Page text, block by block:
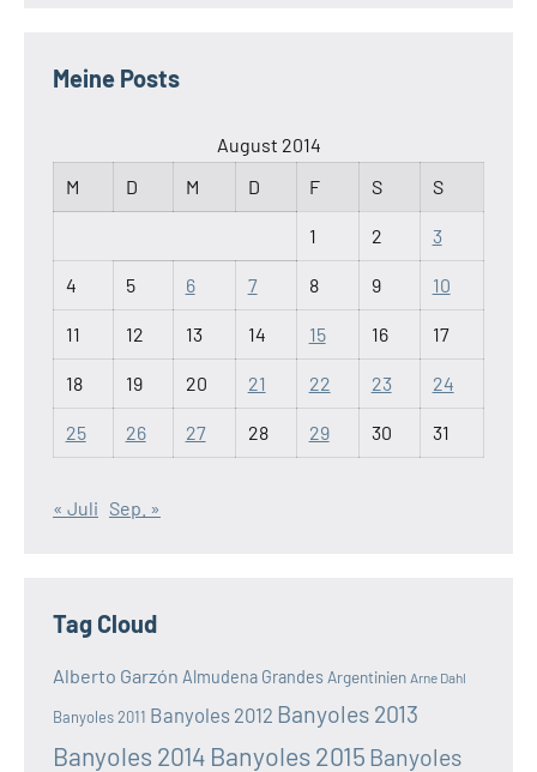
Meine Posts
August 2014
M
D M D F S S
1 2 3
4 5 6 7 8 9 10
11 12 13 14 15 16 17
18 19 20 21 22 23 24
25 26 27 28 29 30 31
« Juli Sep. »
Tag Cloud
Alberto Garzón Almudena Grandes Argentinien Arne Dahl
Banyoles 2011 Banyoles 2012 Banyoles 2013
Banyoles 2014 Banyoles 2015 Banyoles